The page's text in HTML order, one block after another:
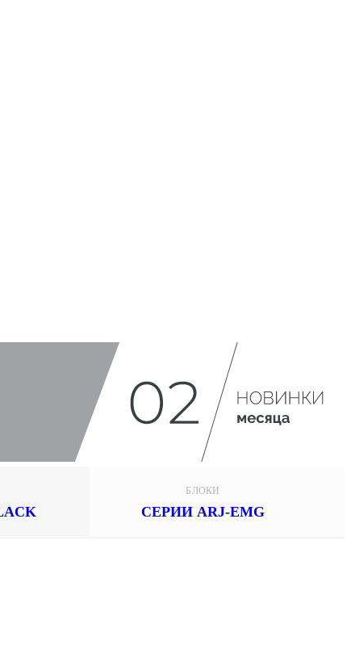
БЛОКИ
СЕРИИ ARJ-EMG